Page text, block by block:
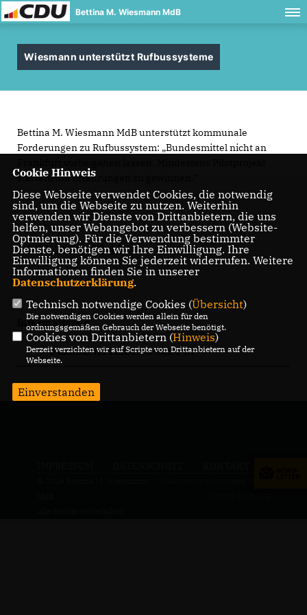
Bettina M. Wiesmann MdB
Wiesmann unterstützt Rufbussysteme
Bettina M. Wiesmann MdB unterstützt kommunale
Forderungen zu Rufbussystem: „Bundesmittel nicht an
starten, um Erfahrungen zu gewinnen.”
16.11.2020, 12:10 Uhr
Informationen
PRESSEMITTEILUNG ALS PDF
Cookie Hinweis
Diese Webseite verwendet Cookies, die notwendig
sind, um die Webseite zu nutzen. Weiterhin
verwenden wir Dienste von Drittanbietern, die uns
helfen, unser Webangebot zu verbessern (Website-
Optmierung). Für die Verwendung bestimmter
Dienste, benötigen wir Ihre Einwilligung. Ihre
Einwilligung können Sie jederzeit widerrufen. Weitere
Informationen finden Sie in unserer
Datenschutzerklärung.
Technisch notwendige Cookies (Übersicht)
Die notwendigen Cookies werden allein für den
ordnungsgemäßen Gebrauch der Webseite benötigt.
Cookies von Drittanbietern (Hinweis)
Derzeit verzichten wir auf Scripte von Drittanbietern auf der
Webseite.
Einverstanden